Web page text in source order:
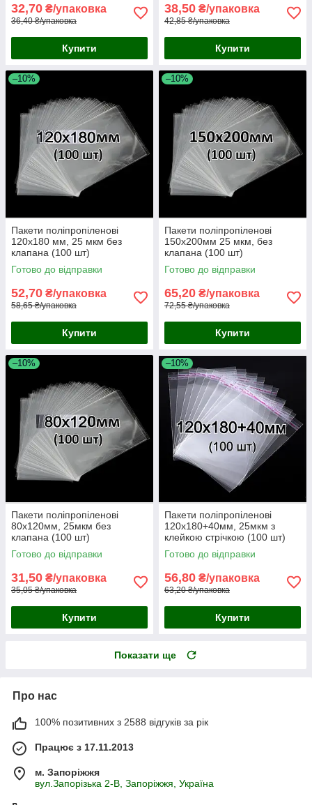
32,70 ₴/упаковка
36,40 ₴/упаковка
Купити
38,50 ₴/упаковка
42,85 ₴/упаковка
Купити
–10%
Пакети поліпропіленові
120х180 мм, 25 мкм без
клапана (100 шт)
Готово до відправки
52,70 ₴/упаковка
58,65 ₴/упаковка
Купити
–10%
Пакети поліпропіленові
150х200мм 25 мкм, без
клапана (100 шт)
Готово до відправки
65,20 ₴/упаковка
72,55 ₴/упаковка
Купити
–10%
Пакети поліпропіленові
80х120мм, 25мкм без
клапана (100 шт)
Готово до відправки
31,50 ₴/упаковка
35,05 ₴/упаковка
Купити
–10%
Пакети поліпропіленові
120х180+40мм, 25мкм з
клейкою стрічкою (100 шт)
Готово до відправки
56,80 ₴/упаковка
63,20 ₴/упаковка
Купити
Показати ще
Про нас
100% позитивних з 2588 відгуків за рік
Працює з 17.11.2013
м. Запоріжжя
вул.Запорізька 2-В, Запоріжжя, Україна